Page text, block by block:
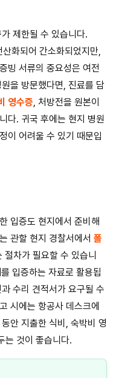
제한될 수 있습니다.
화되어 간소화되었지만,
빙 서류의 중요성은 여전
을 방문했다면, 진료를 담
영수증, 처방전을 원본이
다. 귀국 후에는 현지 병원
이 어려울 수 있기 때문입
입증도 현지에서 준비해
관할 현지 경찰서에서 폴
절차가 필요할 수 있습니
입증하는 자료로 활용됩
수리 견적서가 요구될 수
시에는 항공사 데스크에
안 지출한 식비, 숙박비 영
는 것이 좋습니다.